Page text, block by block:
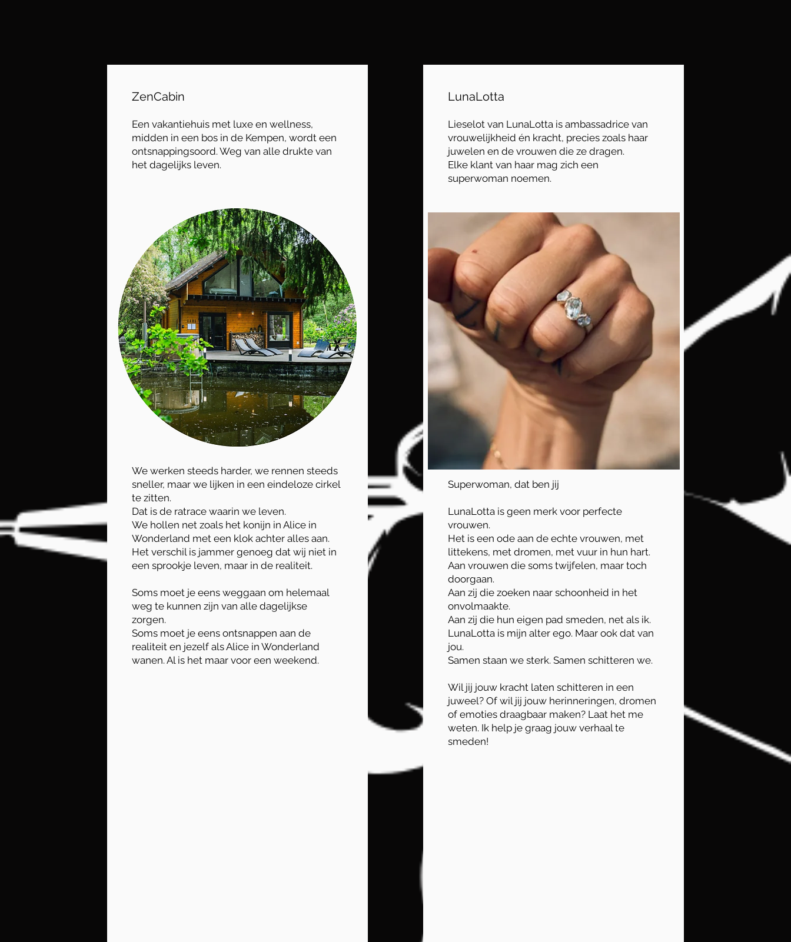
ZenCabin
Een vakantiehuis met luxe en wellness,
midden in een bos in de Kempen, wordt een
ontsnappingsoord. Weg van alle drukte van
het dagelijks leven.
We werken steeds harder, we rennen steeds
sneller, maar we lijken in een eindeloze cirkel
te zitten.
Dat is de ratrace waarin we leven.
We hollen net zoals het konijn in Alice in
Wonderland met een klok achter alles aan.
Het verschil is jammer genoeg dat wij niet in
een sprookje leven, maar in de realiteit.
Soms moet je eens weggaan om helemaal
weg te kunnen zijn van alle dagelijkse
zorgen.
Soms moet je eens ontsnappen aan de
realiteit en jezelf als Alice in Wonderland
wanen. Al is het maar voor een weekend.
LunaLotta
Lieselot van LunaLotta is ambassadrice van
vrouwelijkheid én kracht, precies zoals haar
juwelen en de vrouwen die ze dragen.
Elke klant van haar mag zich een
superwoman noemen.
Superwoman, dat ben jij
LunaLotta is geen merk voor perfecte
vrouwen.
Het is een ode aan de echte vrouwen, met
littekens, met dromen, met vuur in hun hart.
Aan vrouwen die soms twijfelen, maar toch
doorgaan.
Aan zij die zoeken naar schoonheid in het
onvolmaakte.
Aan zij die hun eigen pad smeden, net als ik.
LunaLotta is mijn alter ego. Maar ook dat van
jou.
Samen staan we sterk. Samen schitteren we.
Wil jij jouw kracht laten schitteren in een
juweel? Of wil jij jouw herinneringen, dromen
of emoties draagbaar maken? Laat het me
weten. Ik help je graag jouw verhaal te
smeden!